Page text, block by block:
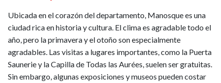
Ubicada en el corazón del departamento, Manosque es una
ciudad rica en historia y cultura. El clima es agradable todo el
año, pero la primavera y el otoño son especialmente
agradables. Las visitas a lugares importantes, como la Puerta
Saunerie y la Capilla de Todas las Aurées, suelen ser gratuitas.
Sin embargo, algunas exposiciones y museos pueden costar